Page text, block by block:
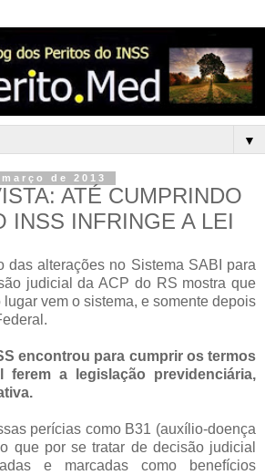
▼
de 2013
ATÉ CUMPRINDO
INSS INFRINGE A LEI
das alterações no Sistema SABI para
judicial da ACP do RS mostra que
vem o sistema, e somente depois
encontrou para cumprir os termos
ferem a legislação previdenciária,
perícias como B31 (auxílio-doença
que por se tratar de decisão judicial
e marcadas como benefícios